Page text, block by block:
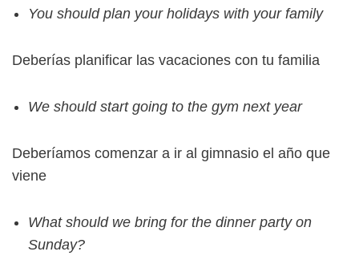
You should plan your holidays with your family
Deberías planificar las vacaciones con tu familia
We should start going to the gym next year
Deberíamos comenzar a ir al gimnasio el año que
viene
What should we bring for the dinner party on
Sunday?